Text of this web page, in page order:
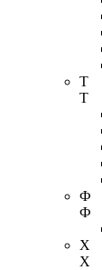
Т
Т
Ф
Ф
Х
Х